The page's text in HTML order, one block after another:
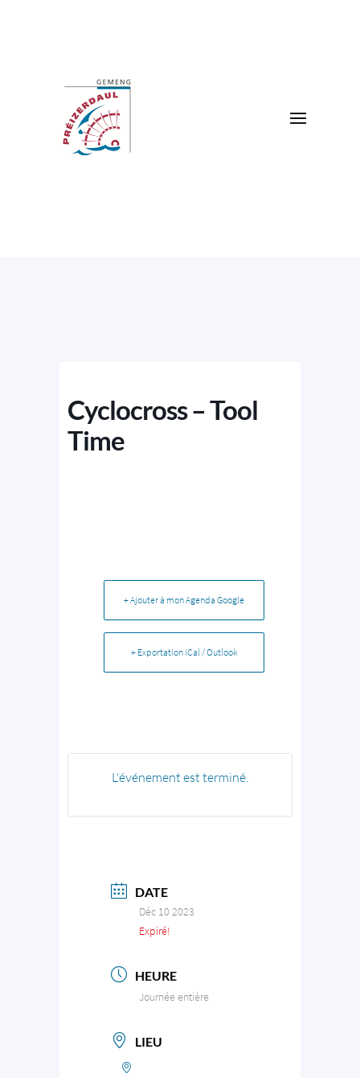
Cyclocross – Tool
Time
+ Ajouter à mon Agenda Google
+ Exportation iCal / Outlook
L'événement est terminé.
DATE
Déc 10 2023
Expiré!
HEURE
Journée entière
LIEU